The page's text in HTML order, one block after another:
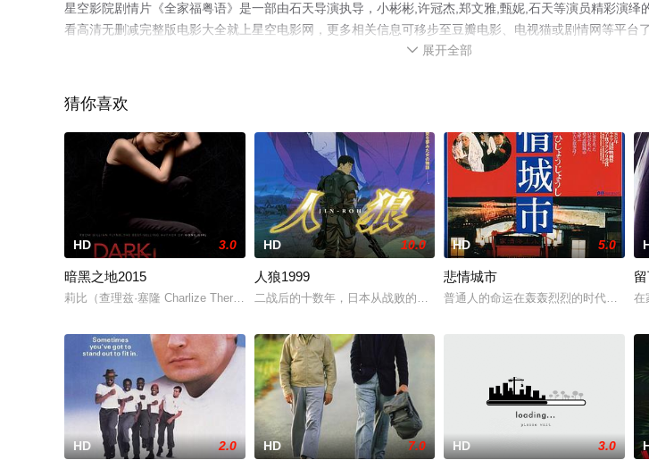
星空影院剧情片《全家福粤语》是一部由石天导演执导，小彬彬,许冠杰,郑文雅,甄妮,石天等演员精彩演绎
看高清无删减完整版电影大全就上星空电影网，更多相关信息可移步至豆瓣电影、电视猫或剧情网等平台了
 展开全部
猜你喜欢
HD 3.0
暗黑之地2015
莉比（查理兹·塞隆 Charlize Theron 饰）有着一段不堪回首的悲惨童年，她的母亲和两个姐姐惨遭变态杀人狂的毒
HD 10.0
人狼1999
二战后的十数年，日本从战败的阴影中逐渐走出，进入了经济高度增长的时
HD 5.0
悲情城市
普通人的命运在轰轰烈烈的时代面前总在
HD 2.0 HD 7.0 HD 3.0